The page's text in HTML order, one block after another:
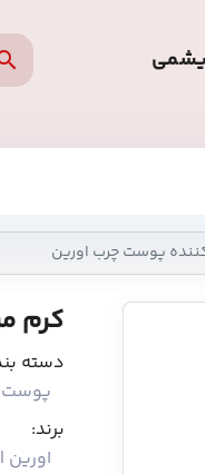
پوست چرب اورین
کرم
دسته
پوست
برند:
اورین | Evrin